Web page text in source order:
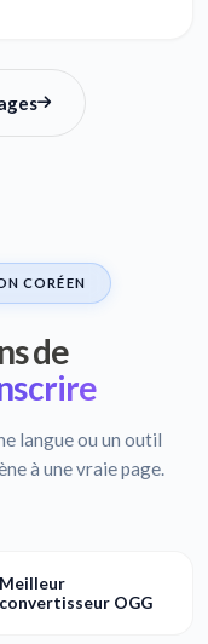
CORÉEN
de
langue ou un outil
à une vraie page.
Meilleur
convertisseur OGG